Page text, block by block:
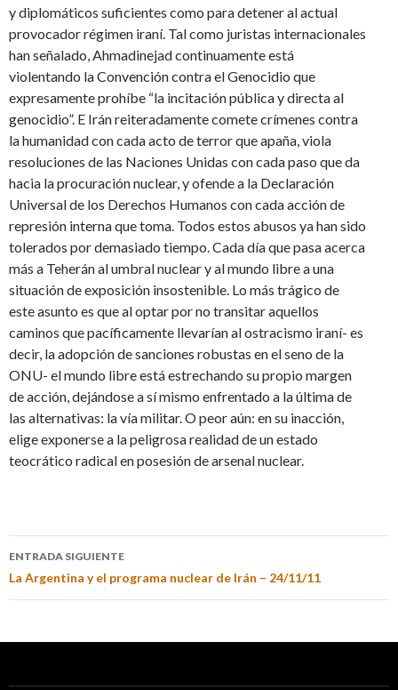
y diplomáticos suficientes como para detener al actual
provocador régimen iraní. Tal como juristas internacionales
han señalado, Ahmadinejad continuamente está
violentando la Convención contra el Genocidio que
expresamente prohíbe “la incitación pública y directa al
genocidio”. E Irán reiteradamente comete crímenes contra
la humanidad con cada acto de terror que apaña, viola
resoluciones de las Naciones Unidas con cada paso que da
hacia la procuración nuclear, y ofende a la Declaración
Universal de los Derechos Humanos con cada acción de
represión interna que toma. Todos estos abusos ya han sido
tolerados por demasiado tiempo. Cada día que pasa acerca
más a Teherán al umbral nuclear y al mundo libre a una
situación de exposición insostenible. Lo más trágico de
este asunto es que al optar por no transitar aquellos
caminos que pacíficamente llevarían al ostracismo iraní- es
decir, la adopción de sanciones robustas en el seno de la
ONU- el mundo libre está estrechando su propio margen
de acción, dejándose a sí mismo enfrentado a la última de
las alternativas: la vía militar. O peor aún: en su inacción,
elige exponerse a la peligrosa realidad de un estado
teocrático radical en posesión de arsenal nuclear.
ENTRADA SIGUIENTE
La Argentina y el programa nuclear de Irán – 24/11/11